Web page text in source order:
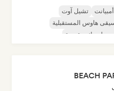
تشيل آوت
هاوس المستقبلية
ملوديك وتقدمية
BEACH